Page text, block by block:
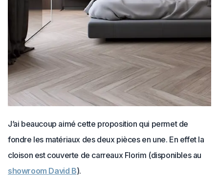
J’ai beaucoup aimé cette proposition qui permet de
fondre les matériaux des deux pièces en une. En effet la
cloison est couverte de carreaux Florim (disponibles au
showroom David B).